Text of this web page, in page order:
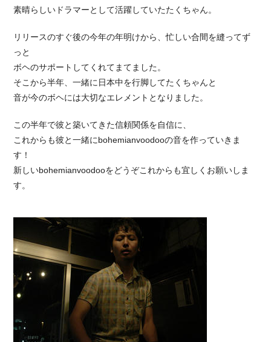
素晴らしいドラマーとして活躍していたたくちゃん。
リリースのすぐ後の今年の年明けから、忙しい合間を縫ってず
っと
ボヘのサポートしてくれてまてました。
そこから半年、一緒に日本中を行脚してたくちゃんと
音が今のボヘには大切なエレメントとなりました。
この半年で彼と築いてきた信頼関係を自信に、
これからも彼と一緒にbohemianvoodooの音を作っていきま
す！
新しいbohemianvoodooをどうぞこれからも宜しくお願いしま
す。